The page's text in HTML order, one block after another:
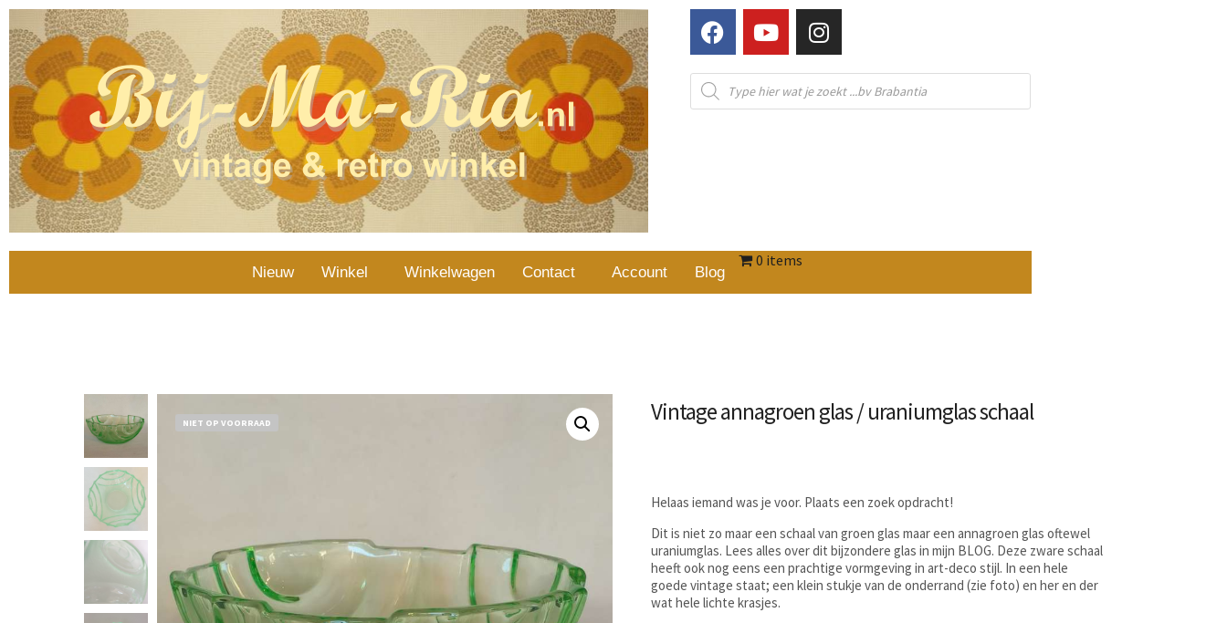
Nieuw Winkel Winkelwagen Contact Account Blog
0 items
NIET OP VOORRAAD Vintage annagroen glas / uraniumglas schaal
Helaas iemand was je voor. Plaats een zoek opdracht!
Dit is niet zo maar een schaal van groen glas maar een annagroen glas oftewel
uraniumglas. Lees alles over dit bijzondere glas in mijn BLOG. Deze zware schaal
heeft ook nog eens een prachtige vormgeving in art-deco stijl. In een hele
goede vintage staat; een klein stukje van de onderrand (zie foto) en her en der
wat hele lichte krasjes.